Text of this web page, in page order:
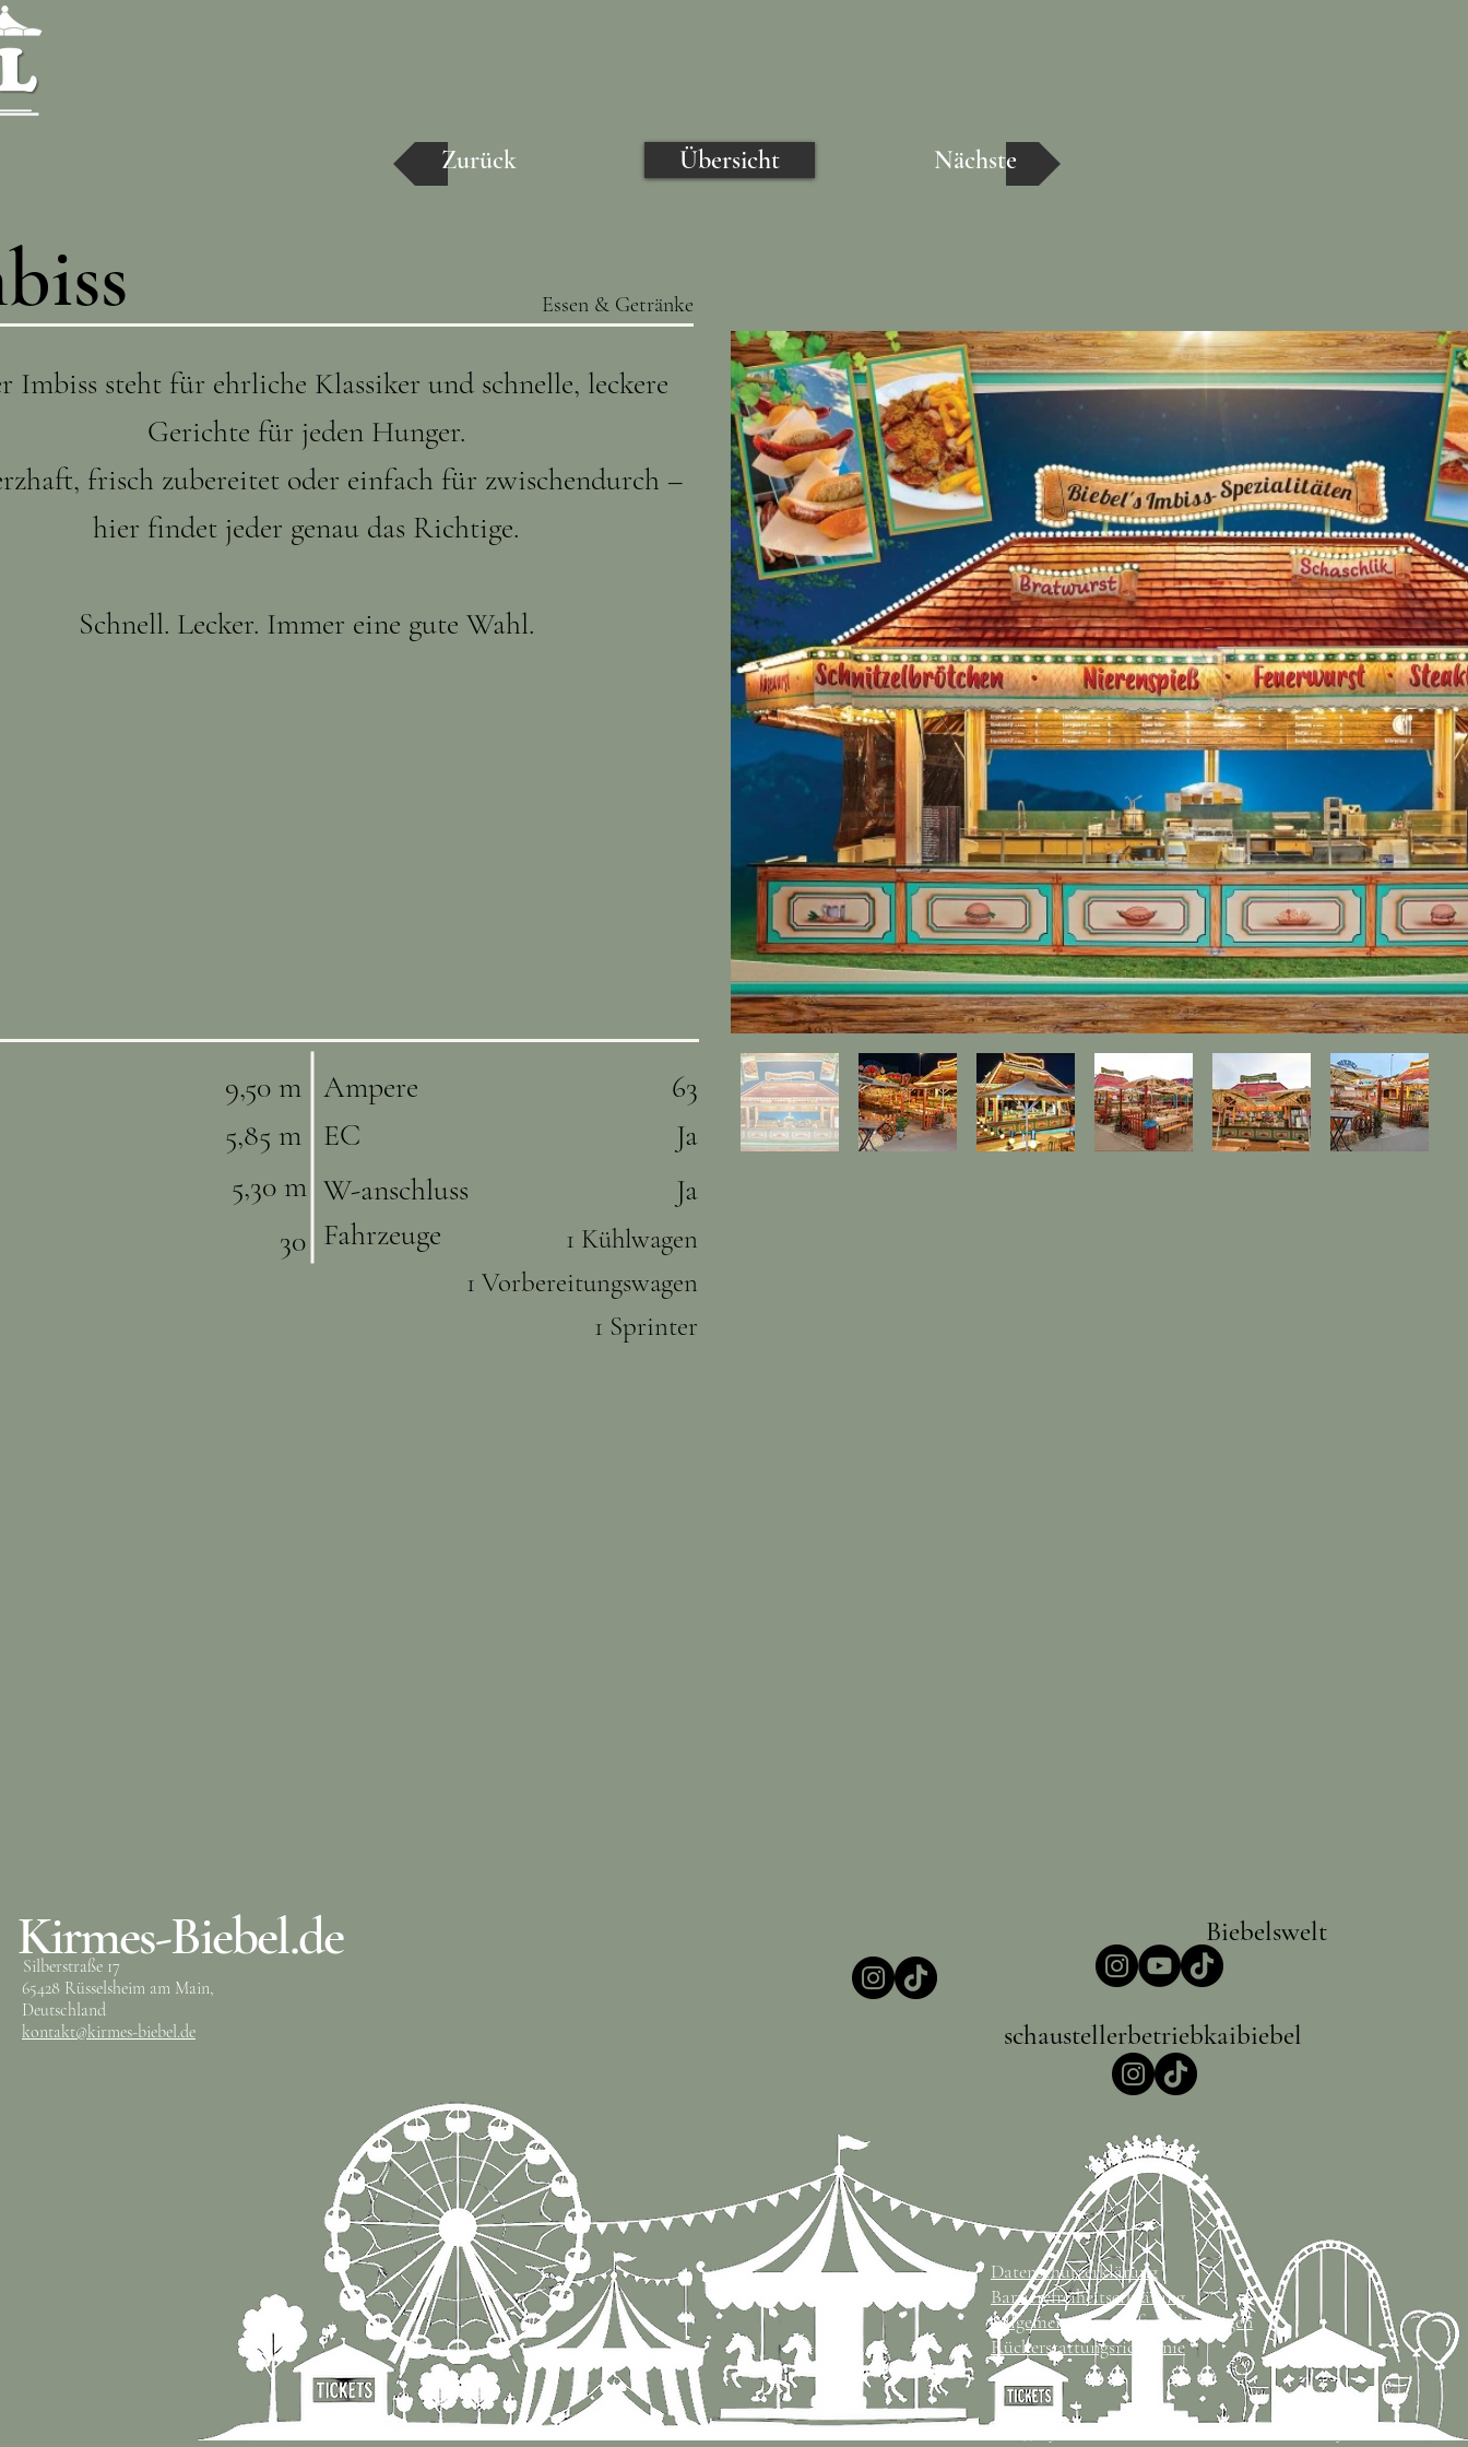
Zurück Übersicht Nächste
Essen & Getränke
Imbiss steht für ehrliche Klassiker und schnelle, leckere
Gerichte für jeden Hunger.
frisch zubereitet oder einfach für zwischendurch –
hier findet jeder genau das Richtige.
Schnell. Lecker. Immer eine gute Wahl.
9,50 m Ampere
63
EC
5,85 m
Ja
5,30 m
30
W-anschluss
Fahrzeuge
Ja
1 Kühlwagen
1 Vorbereitungswagen
1 Sprinter
Biebelswelt
Kirmes-Biebel.de
Silberstraße 17
65428 Rüsselsheim am Main,
Deutschland
kontakt@kirmes-biebel.de
schaustellerbetriebkaibiebel
Datenschutzerklärung
Barrierefreiheitserklärung
Allgemeine Geschäftsbedingungen
Rückerstattungsrichtlinie